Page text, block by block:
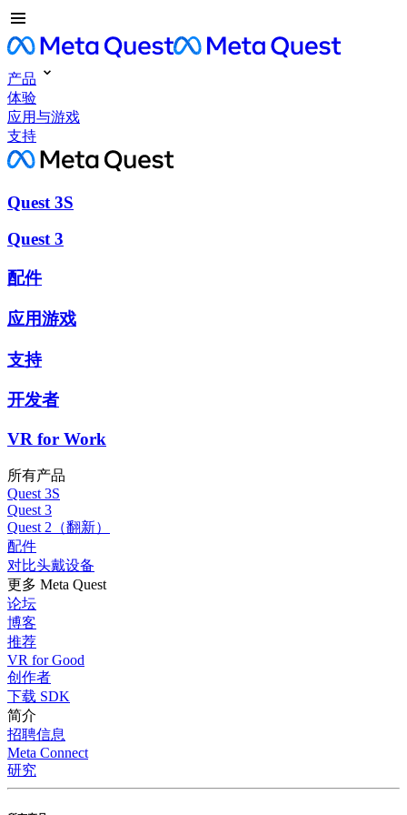
产品
体验
应用与游戏
支持
Quest 3S
Quest 3
配件
应用游戏
支持
开发者
VR for Work
所有产品
Quest 3S
Quest 3
Quest 2（翻新）
配件
对比头戴设备
更多 Meta Quest
论坛
博客
推荐
VR for Good
创作者
下载 SDK
简介
招聘信息
Meta Connect
研究